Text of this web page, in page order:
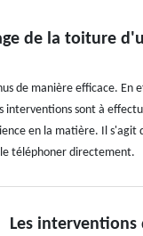
de la toiture
de manière efficace.
sont à
en la matière. Il
téléphoner directement.
Les interventions